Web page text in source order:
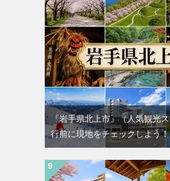
『岩手県北上市』（人気観光
行前に現地をチェックしよう！